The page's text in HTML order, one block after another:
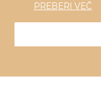
PREBERI VEČ